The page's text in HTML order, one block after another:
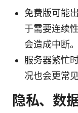
免费版可能
于需要连续
会造成中断。
服务器繁忙
况也会更常见
隐私、数